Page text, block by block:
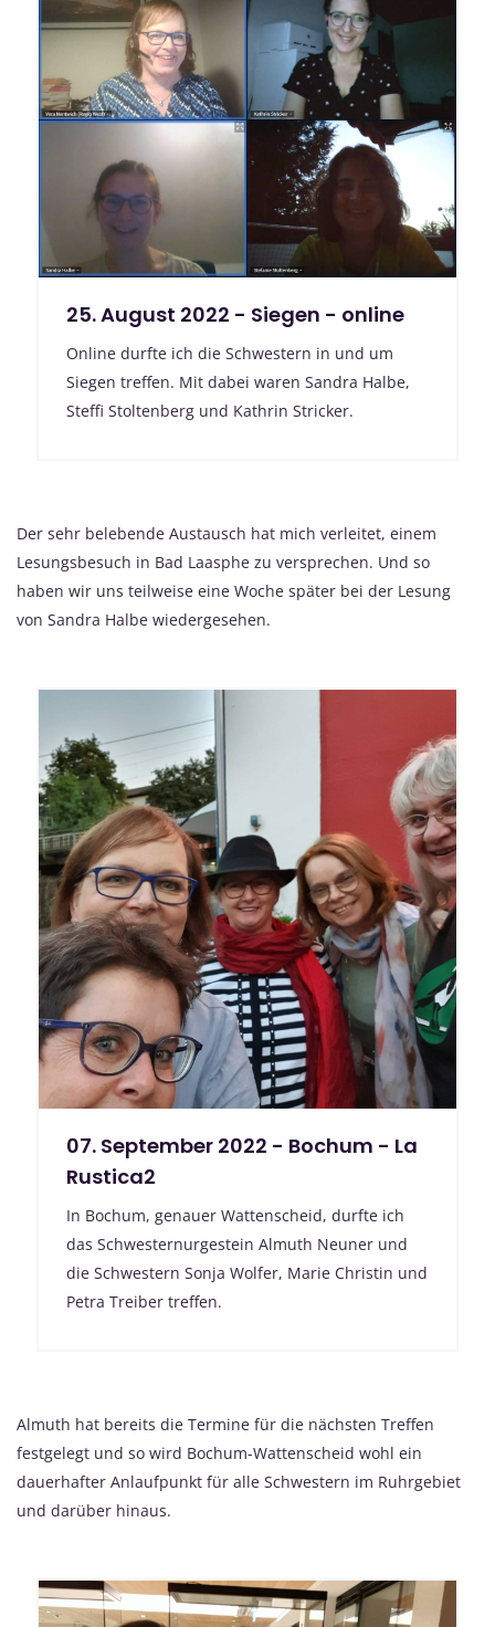
25. August 2022 - Siegen - online
Online durfte ich die Schwestern in und um
Siegen treffen. Mit dabei waren Sandra Halbe,
Steffi Stoltenberg und Kathrin Stricker.
Der sehr belebende Austausch hat mich verleitet, einem
Lesungsbesuch in Bad Laasphe zu versprechen. Und so
haben wir uns teilweise eine Woche später bei der Lesung
von Sandra Halbe wiedergesehen.
07. September 2022 - Bochum - La
Rustica2
In Bochum, genauer Wattenscheid, durfte ich
das Schwesternurgestein Almuth Neuner und
die Schwestern Sonja Wolfer, Marie Christin und
Petra Treiber treffen.
Almuth hat bereits die Termine für die nächsten Treffen
festgelegt und so wird Bochum-Wattenscheid wohl ein
dauerhafter Anlaufpunkt für alle Schwestern im Ruhrgebiet
und darüber hinaus.